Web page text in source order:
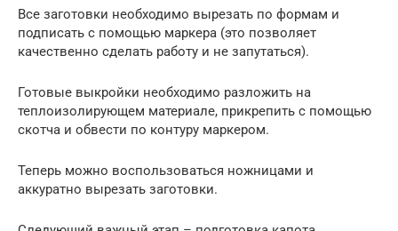
Все заготовки необходимо вырезать по формам и
подписать с помощью маркера (это позволяет
качественно сделать работу и не запутаться).
Готовые выкройки необходимо разложить на
теплоизолирующем материале, прикрепить с помощью
скотча и обвести по контуру маркером.
Теперь можно воспользоваться ножницами и
аккуратно вырезать заготовки.